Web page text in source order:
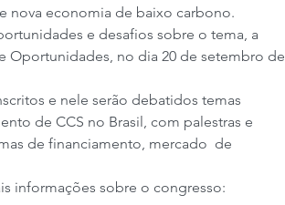
nova economia de baixo carbono.
e desafios sobre o tema, a
Oportunidades, no dia 20 de setembro de
e nele serão debatidos temas
de CCS no Brasil, com palestras e
de financiamento, mercado  de
informações sobre o congresso: